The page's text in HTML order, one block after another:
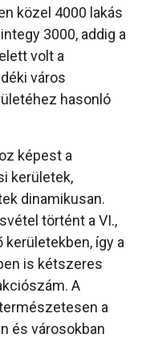
közel 4000 lakás
3000, addig a
volt a
város
hasonló
képest a
kerületek,
dinamikusan.
történt a VI.,
kerületekben, így a
is kétszeres
A
a
és városokban